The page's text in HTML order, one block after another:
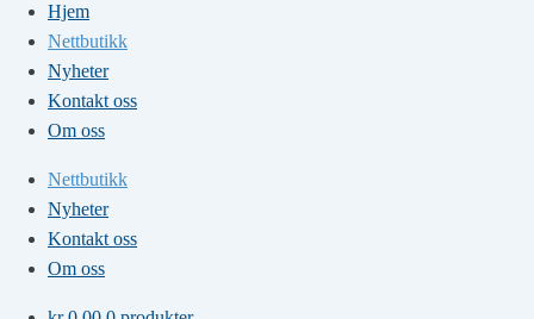
Hjem
Nettbutikk
Nyheter
Kontakt oss
Om oss
Nettbutikk
Nyheter
Kontakt oss
Om oss